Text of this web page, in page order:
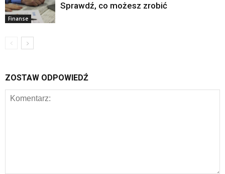
Finanse
Sprawdź, co możesz zrobić
ZOSTAW ODPOWIEDŹ